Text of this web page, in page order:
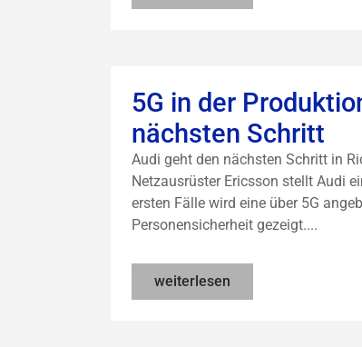
5G in der
nächsten Schritt
Audi geht den nächsten Schritt in
Netzausrüster Ericsson stellt Audi
ersten Fälle wird eine über 5G
Personensicherheit gezeigt....
weiterlesen